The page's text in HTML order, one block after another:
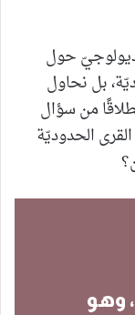
حول
بل نحاول
من سؤال
الحدوديّة
وهو